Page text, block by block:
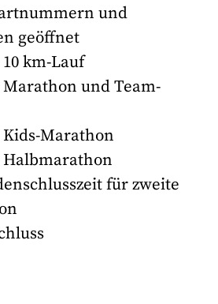
und
geöffnet
km-Lauf
Marathon und Team-
Kids-Marathon
Halbmarathon
für zweite